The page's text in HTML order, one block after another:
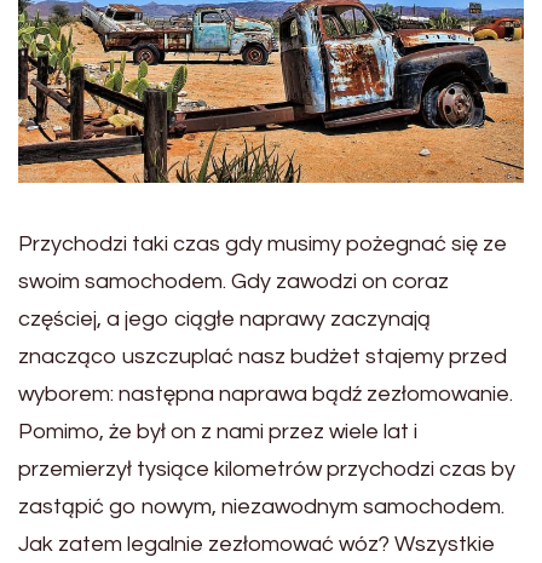
Przychodzi taki czas gdy musimy pożegnać się ze
swoim samochodem. Gdy zawodzi on coraz
częściej, a jego ciągłe naprawy zaczynają
znacząco uszczuplać nasz budżet stajemy przed
wyborem: następna naprawa bądź zezłomowanie.
Pomimo, że był on z nami przez wiele lat i
przemierzył tysiące kilometrów przychodzi czas by
zastąpić go nowym, niezawodnym samochodem.
Jak zatem legalnie zezłomować wóz? Wszystkie